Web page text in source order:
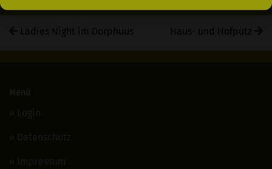
Ladies Night im Dorphuus Haus- und Hofputz
Menü
Login
Datenschutz
Impressum